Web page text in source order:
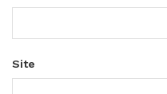
Site